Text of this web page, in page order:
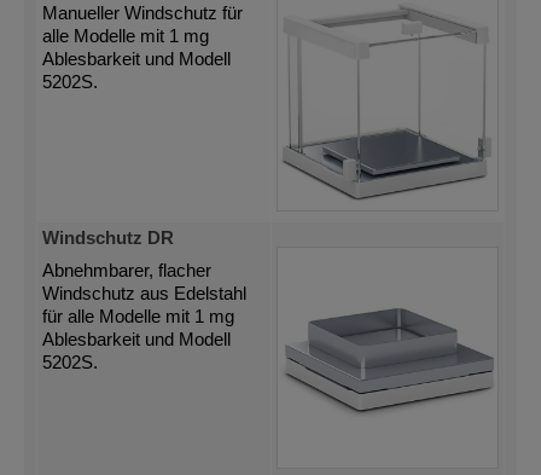
Manueller Windschutz für
alle Modelle mit 1 mg
Ablesbarkeit und Modell
5202S.
Windschutz DR
Abnehmbarer, flacher
Windschutz aus Edelstahl
für alle Modelle mit 1 mg
Ablesbarkeit und Modell
5202S.